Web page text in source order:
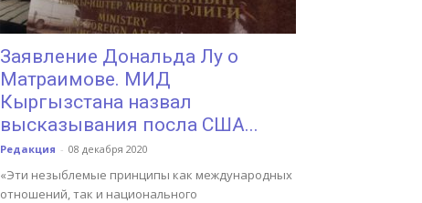
Заявление Дональда Лу о
Матраимове. МИД
Кыргызстана назвал
высказывания посла США...
Редакция - 08 декабря 2020
«Эти незыблемые принципы как международных
отношений, так и национального